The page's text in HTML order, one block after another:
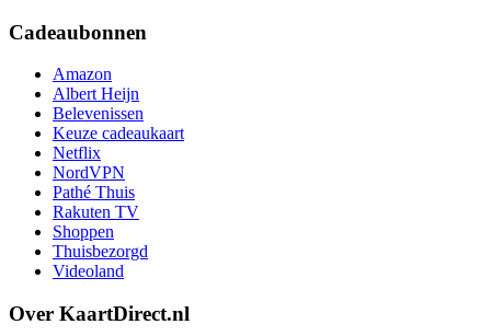
Cadeaubonnen
Amazon
Albert Heijn
Belevenissen
Keuze cadeaukaart
Netflix
NordVPN
Pathé Thuis
Rakuten TV
Shoppen
Thuisbezorgd
Videoland
Over KaartDirect.nl